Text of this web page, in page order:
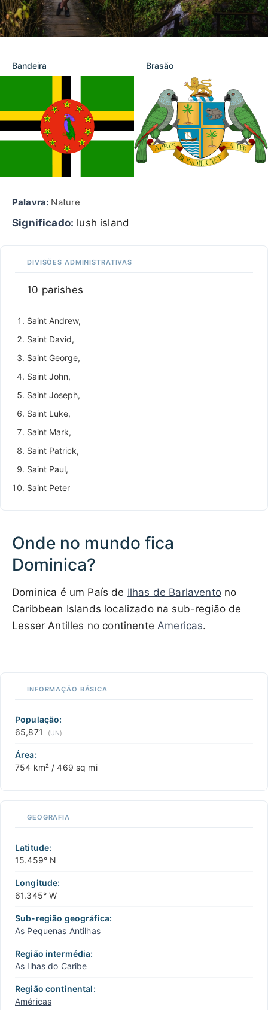
Bandeira Brasão
Palavra: Nature
Significado: lush island
DIVISÕES ADMINISTRATIVAS
10 parishes
Saint Andrew,
Saint David,
Saint George,
Saint John,
Saint Joseph,
Saint Luke,
Saint Mark,
Saint Patrick,
Saint Paul,
Saint Peter
Onde no mundo fica
Dominica?
Dominica é um País de Ilhas de Barlaventono
Caribbean Islands localizado na sub-região de
Lesser Antilles no continente Americas.
500 km / 310.7 mi
−
INFORMAÇÃO BÁSICA
População:
65,871
(UN)
Área:
754 km² / 469 sq mi
GEOGRAFIA
Latitude:
15.459° N
Longitude:
61.345° W
Sub-região geográfica:
As Pequenas Antilhas
Região intermédia:
As Ilhas do Caribe
Região continental:
Américas